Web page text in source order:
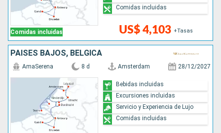
Comidas incluidas US$ 4,103 +Tasas
Comidas incluidas
PAISES BAJOS, BÉLGICA
AmaSerena 8 d Amsterdam 28/12/2027
Bebidas incluidas
Excursiones incluidas
Servicio y Experiencia de Lujo
Comidas incluidas